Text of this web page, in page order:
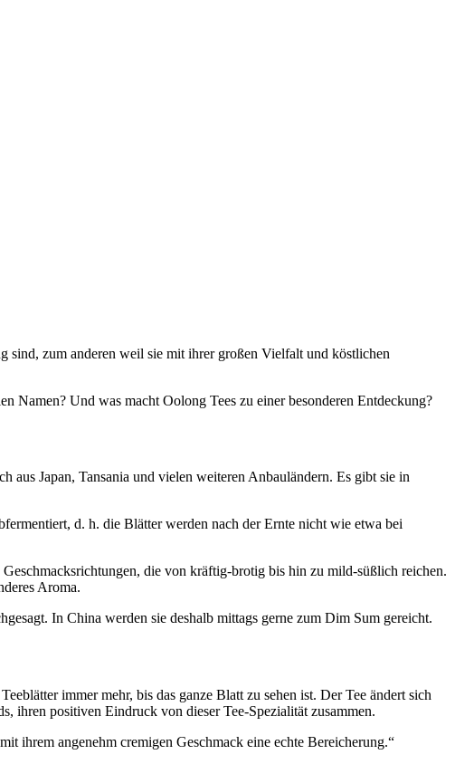
sind, zum anderen weil sie mit ihrer großen Vielfalt und köstlichen
Namen? Und was macht Oolong Tees zu einer besonderen Entdeckung?
aus Japan, Tansania und vielen weiteren Anbauländern. Es gibt sie in
d. h. die Blätter werden nach der Ernte nicht wie etwa bei
die von kräftig-brotig bis hin zu mild-süßlich reichen.
Aroma.
In China werden sie deshalb mittags gerne zum Dim Sum gereicht.
immer mehr, bis das ganze Blatt zu sehen ist. Der Tee ändert sich
ihren positiven Eindruck von dieser Tee-Spezialität zusammen.
ihrem angenehm cremigen Geschmack eine echte Bereicherung.“